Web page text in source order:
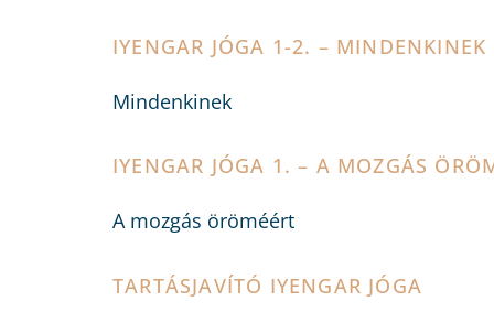
IYENGAR JÓGA 1-2. – MINDENKINEK
Mindenkinek
IYENGAR JÓGA 1. – A MOZGÁS
A mozgás öröméért
TARTÁSJAVÍTÓ IYENGAR JÓGA